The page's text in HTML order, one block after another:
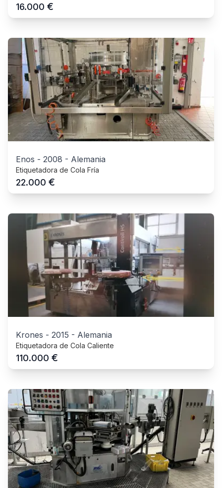
16.000 €
Enos - 2008 - Alemania
Etiquetadora de Cola Fría
22.000 €
Krones - 2015 - Alemania
Etiquetadora de Cola Caliente
110.000 €